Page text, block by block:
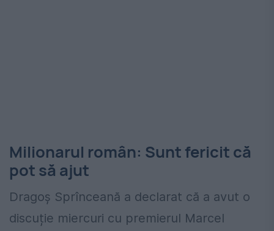
Milionarul român: Sunt fericit că
pot să ajut
Dragoș Sprînceană a declarat că a avut o
discuție miercuri cu premierul Marcel